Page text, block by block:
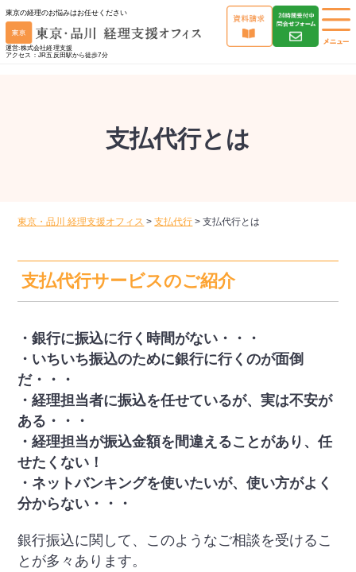
東京の経理のお悩みはお任せください
運営:株式会社経理支援
アクセス：JR五反田駅から徒歩7分
支払代行とは
東京・品川 経理支援オフィス >支払代行 >支払代行とは
支払代行サービスのご紹介
・銀行に振込に行く時間がない・・・
・いちいち振込のために銀行に行くのが面倒
だ・・・
・経理担当者に振込を任せているが、実は不安が
ある・・・
・経理担当が振込金額を間違えることがあり、任
せたくない！
・ネットバンキングを使いたいが、使い方がよく
分からない・・・
銀行振込に関して、このようなご相談を受けるこ
とが多々あります。